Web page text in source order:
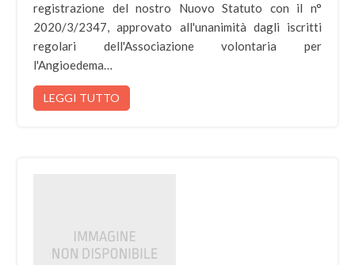
registrazione del nostro Nuovo Statuto con il n°
2020/3/2347, approvato all'unanimità dagli iscritti
regolari dell'Associazione volontaria per
l'Angioedema…
LEGGI TUTTO